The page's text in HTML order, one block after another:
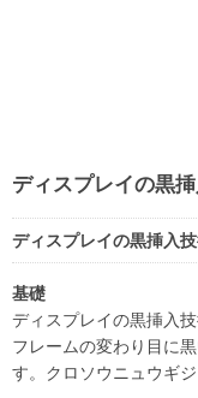
ディスプレイの黒
ディスプレイの黒挿入
基礎
ディスプレイの黒挿入
フレームの変わり目に
す。クロソウニュウギジ